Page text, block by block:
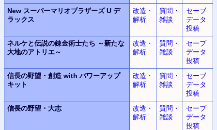
New スーパーマリオブラザーズ U デ
ラックス
改造・
解析
質問・
雑談
セーブ
データ
投稿
ネルケと伝説の錬金術士たち ～新たな
大地のアトリエ～
改造・
解析
質問・
雑談
セーブ
データ
投稿
信長の野望・創造 with パワーアップ
キット
改造・
解析
質問・
雑談
セーブ
データ
投稿
信長の野望・大志
改造・
解析
質問・
雑談
セーブ
データ
投稿